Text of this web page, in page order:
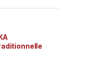
et
Ayurveda